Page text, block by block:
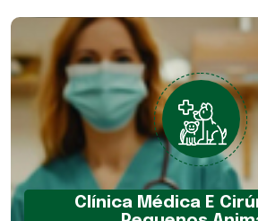
Clínica Médica E